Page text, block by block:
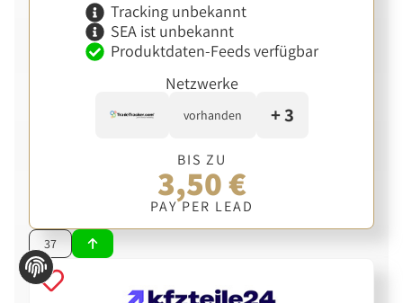
Tracking unbekannt
SEA ist unbekannt
Produktdaten-Feeds verfügbar
Netzwerke
vorhanden + 3
BIS ZU
3,50 €
PAY PER LEAD
37